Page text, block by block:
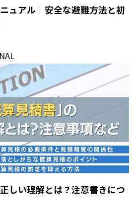
ュアル｜安全な避難方法と初
しい理解とは？注意書きにつ